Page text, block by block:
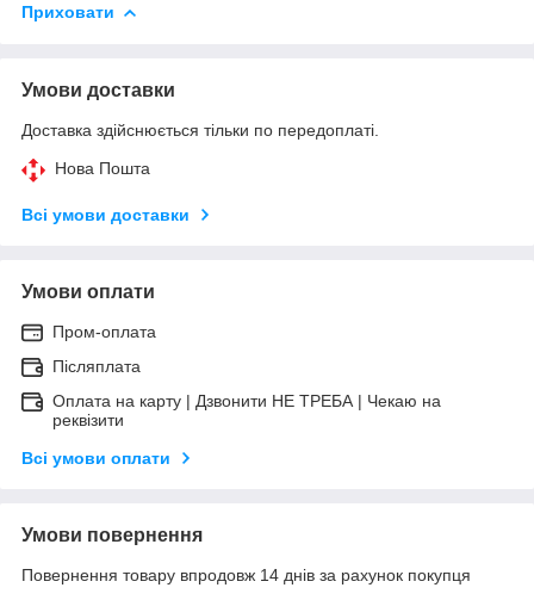
Приховати
Умови доставки
Доставка здійснюється тільки по передоплаті.
Нова Пошта
Всі умови доставки
Умови оплати
Пром-оплата
Післяплата
Оплата на карту | Дзвонити НЕ ТРЕБА | Чекаю на
реквізити
Всі умови оплати
Умови повернення
Повернення товару впродовж 14 днів за рахунок покупця